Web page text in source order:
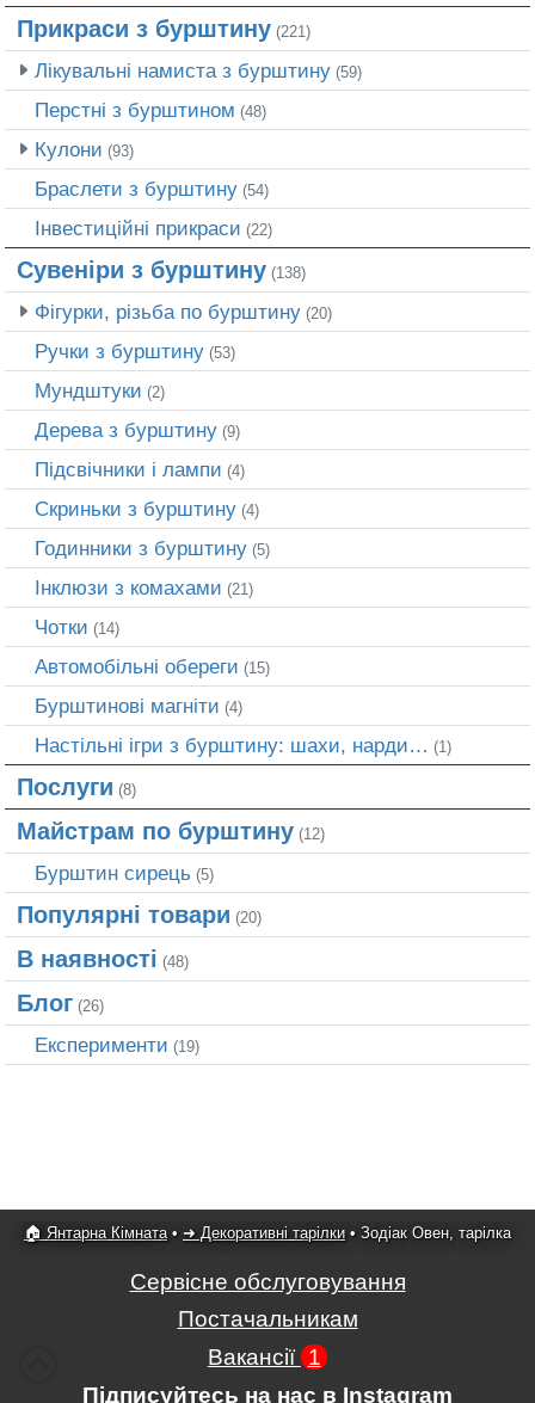
Прикраси з бурштину (221)
Лікувальні намиста з бурштину (59)
Перстні з бурштином (48)
Кулони (93)
Браслети з бурштину (54)
Інвестиційні прикраси (22)
Сувеніри з бурштину (138)
Фігурки, різьба по бурштину (20)
Ручки з бурштину (53)
Мундштуки (2)
Дерева з бурштину (9)
Підсвічники і лампи (4)
Скриньки з бурштину (4)
Годинники з бурштину (5)
Інклюзи з комахами (21)
Чотки (14)
Автомобільні обереги (15)
Бурштинові магніти (4)
Настільні ігри з бурштину: шахи, нарди… (1)
Послуги (8)
Майстрам по бурштину (12)
Бурштин сирець (5)
Популярні товари (20)
В наявності (48)
Блог (26)
Експерименти (19)
🏠 Янтарна Кімната• ➜ Декоративні тарілки • Зодіак Овен, тарілка
Сервісне обслуговування
Постачальникам
Вакансії 1
Підписуйтесь на нас в Instagram